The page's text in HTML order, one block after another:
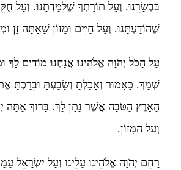
בִּבְשָׂרֵנוּ. וְעַל תּוֹרָתְךָ שֶׁלִּמַּדְתָּנוּ. וְעַל
שֶׁהוֹדַעְתָּנוּ. וְעַל חַיִּים וּמָזוֹן שָׁאַתָּה זָן
עַל הַכֹּל יְהֹוָה אֱלֹהֵינוּ אֲנַחְנוּ מוֹדִים לָךְ
שְׁמָךְ. כָּאָמוּר וְאָכַלְתָּ וְשָׂבָעְתָּ וּבֵרַכְתָּ
הָאָרֶץ הַטֹּבָה אֲשֶׁר נָתַן לָךְ. בָּרוּךְ אַתָּה
וְעַל הַמָּזוֹן.
רַחֵם יְהֹוָה אֱלֹהֵינוּ עָלֵינוּ וְעַל יִשְׂרָאֵל